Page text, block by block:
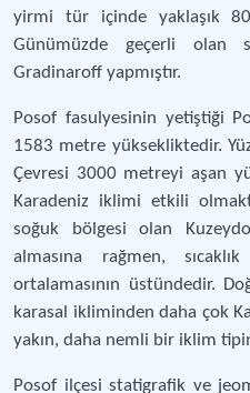
yirmi tür içinde yaklaşık
Günümüzde geçerli olan
Gradinaroff yapmıştır.
Posof fasulyesinin yetiştiği
1583 metre yüksekliktedir.
Çevresi 3000 metreyi aşan
Karadeniz iklimi etkili
soğuk bölgesi olan
almasına rağmen,
ortalamasının üstündedir.
karasal ikliminden daha çok
yakın, daha nemli bir iklim
Posof ilçesi statigrafik ve